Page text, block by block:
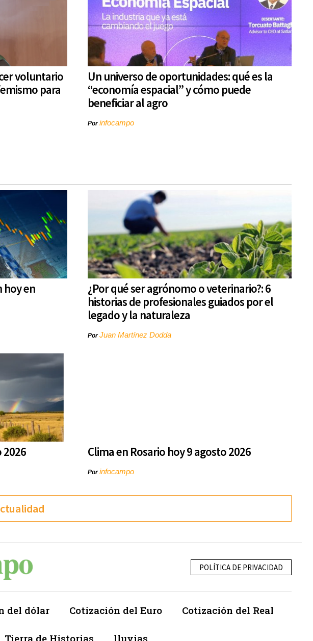
voluntario
para
Un universo de oportunidades: qué es la
“economía espacial” y cómo puede
beneficiar al agro
Porinfocampo
hoy en
¿Por qué ser agrónomo o veterinario?: 6
historias de profesionales guiados por el
legado y la naturaleza
PorJuan Martínez Dodda
2026 Clima en Rosario hoy 9 agosto 2026
Porinfocampo
POLÍTICA DE PRIVACIDAD
del dólar Cotización del Euro Cotización del Real
Tierra de Historias lluvias